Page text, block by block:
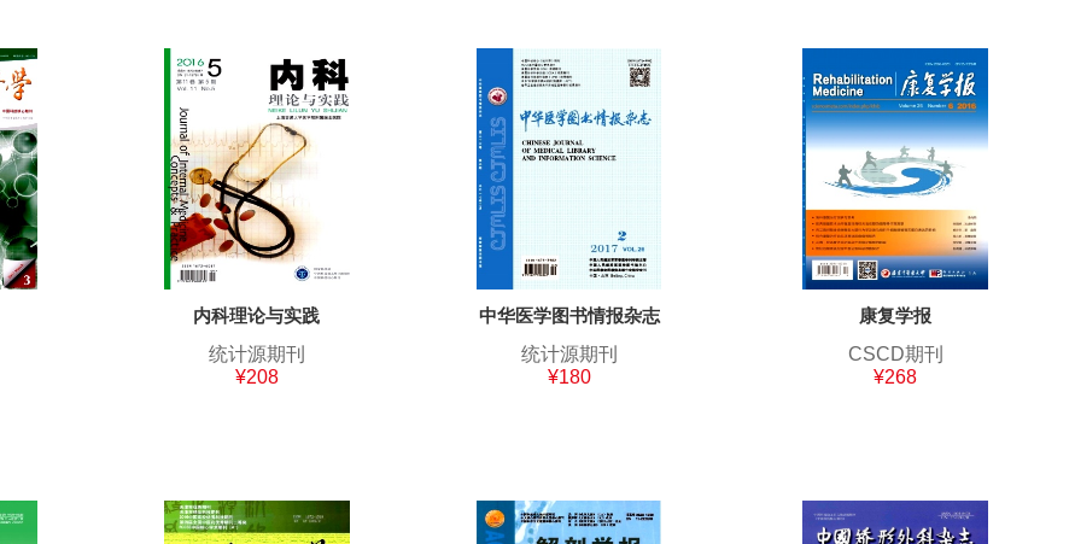
内科理论与实践
统计源期刊
¥208
中华医学图书情报杂志
统计源期刊
¥180
康复学报
CSCD期刊
¥268